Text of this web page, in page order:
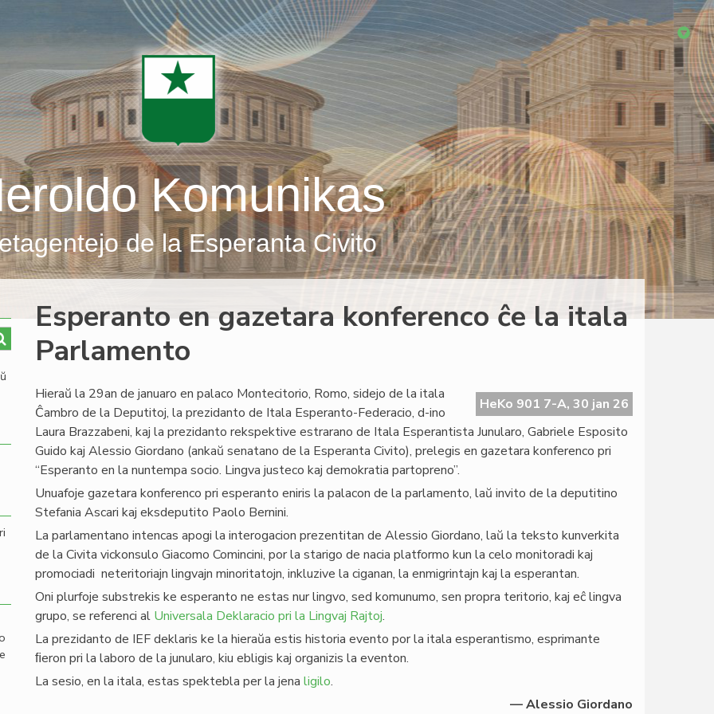
Komunikas
de la Esperanta Civito
Esperanto en gazetara konferenco ĉe la itala
Parlamento
HeKo 901 7-A, 30 jan 26
Hieraŭ la 29an de januaro en palaco Montecitorio, Romo, sidejo de la itala
Ĉambro de la Deputitoj, la prezidanto de Itala Esperanto-Federacio, d-ino
Laura Brazzabeni, kaj la prezidanto rekspektive estrarano de Itala Esperantista Junularo, Gabriele Esposito
Guido kaj Alessio Giordano (ankaŭ senatano de la Esperanta Civito), prelegis en gazetara konferenco pri
“Esperanto en la nuntempa socio. Lingva justeco kaj demokratia partopreno”.
Unuafoje gazetara konferenco pri esperanto eniris la palacon de la parlamento, laŭ invito de la deputitino
Stefania Ascari kaj eksdeputito Paolo Bernini.
La parlamentano intencas apogi la interogacion prezentitan de Alessio Giordano, laŭ la teksto kunverkita
de la Civita vickonsulo Giacomo Comincini, por la starigo de nacia platformo kun la celo monitoradi kaj
promociadi neteritoriajn lingvajn minoritatojn, inkluzive la ciganan, la enmigrintajn kaj la esperantan.
Oni plurfoje substrekis ke esperanto ne estas nur lingvo, sed komunumo, sen propra teritorio, kaj eĉ lingva
grupo, se referenci al Universala Deklaracio pri la Lingvaj Rajtoj.
La prezidanto de IEF deklaris ke la hieraŭa estis historia evento por la itala esperantismo, esprimante
ﬁeron pri la laboro de la junularo, kiu ebligis kaj organizis la eventon.
La sesio, en la itala, estas spektebla per la jena ligilo.
— Alessio Giordano